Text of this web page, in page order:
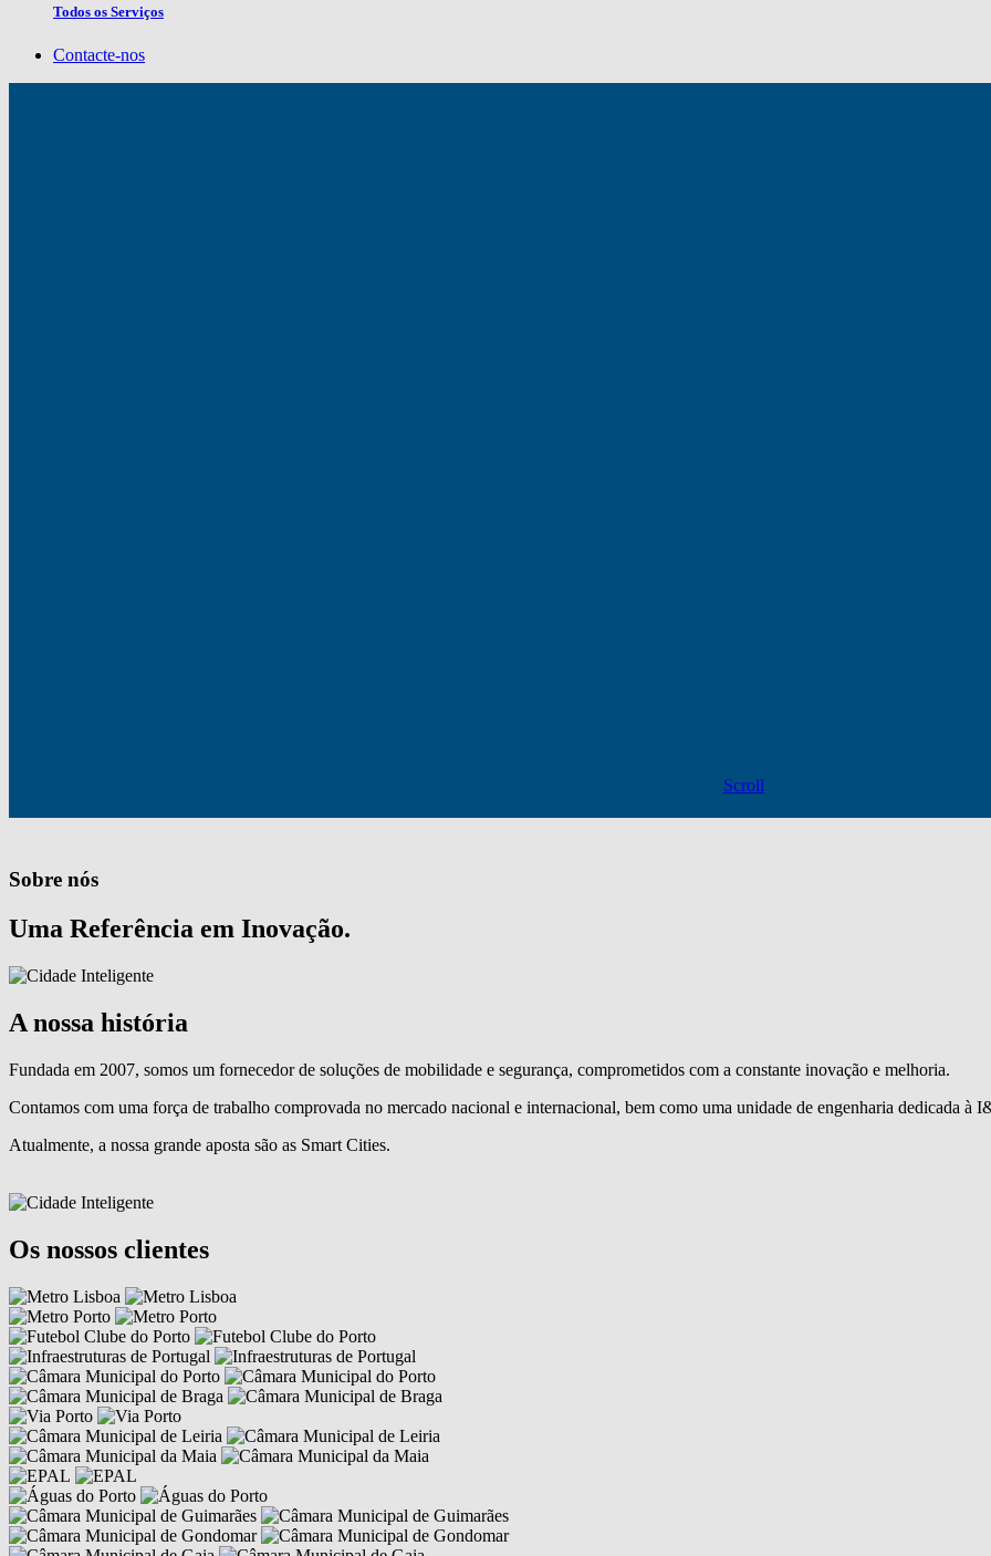
Todos os Serviços
Contacte-nos
Scroll
Sobre nós
Uma Referência em Inovação.
A nossa história
Fundada em 2007, somos um fornecedor de soluções de mobilidade e segurança, comprometidos com a constante inovação e melhoria.
Contamos com uma força de trabalho comprovada no mercado nacional e internacional, bem como uma unidade de engenharia dedicada à
Atualmente, a nossa grande aposta são as Smart Cities.
Os nossos clientes